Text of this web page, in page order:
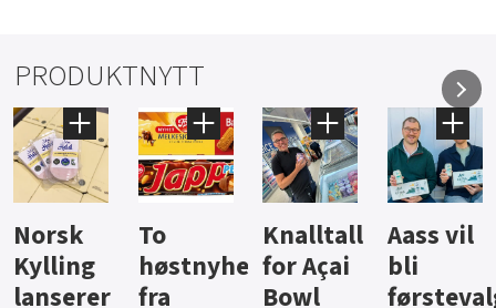
PRODUKTNYTT
Knalltall
for Açai
Bowl
Aass vil
bli
førstevalg
Brus og
jus fra
Berentsen
Hard
iste fra
Hansa